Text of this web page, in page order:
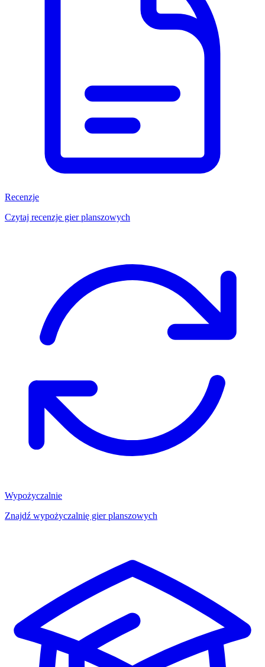
Recenzje
Czytaj recenzje gier planszowych
Wypożyczalnie
Znajdź wypożyczalnię gier planszowych